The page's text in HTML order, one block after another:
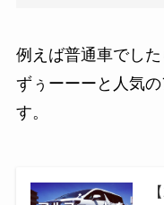
例えば普通車でした
ずぅーーーと人気
す。